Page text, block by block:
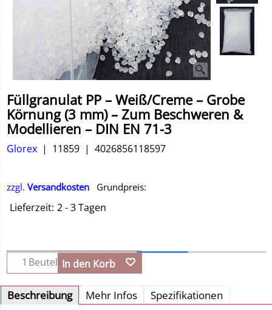
Füllgranulat PP – Weiß/Creme – Grobe
Körnung (3 mm) – Zum Beschweren &
Modellieren – DIN EN 71-3
Glorex 11859 4026856118597
zzgl. Versandkosten Grundpreis:
Lieferzeit: 2 - 3 Tagen
Beutel In den Korb
Beschreibung Mehr Infos Spezifikationen